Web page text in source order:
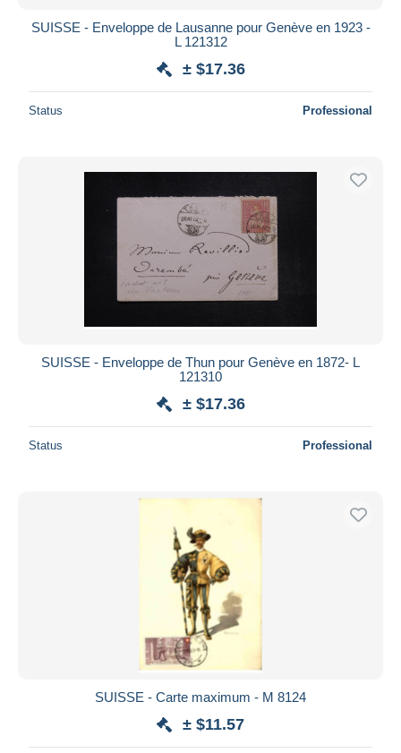
SUISSE - Enveloppe de Lausanne pour Genève en 1923 -
L 121312
± $17.36
Status Professional
SUISSE - Enveloppe de Thun pour Genève en 1872- L
121310
± $17.36
Status Professional
SUISSE - Carte maximum - M 8124
± $11.57